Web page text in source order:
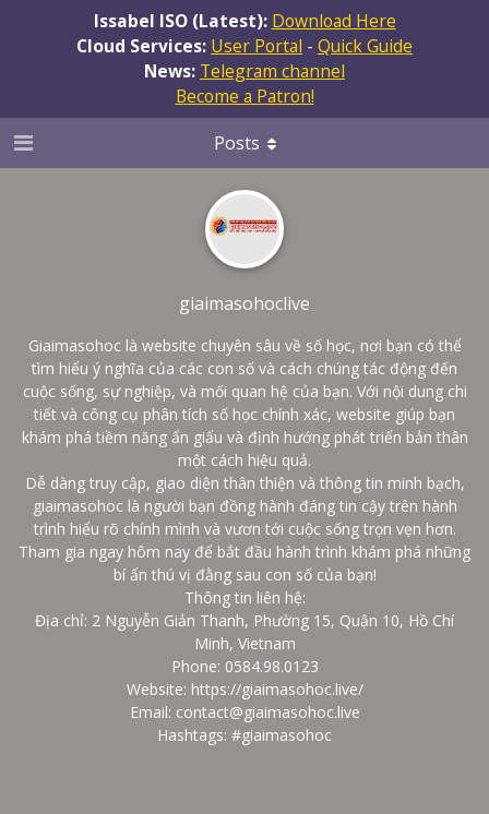
Issabel ISO (Latest): Download Here
Cloud Services: User Portal - Quick Guide
News: Telegram channel
Become a Patron!
giaimasohoclive
Giaimasohoc là website chuyên sâu về số học, nơi bạn có thể
tìm hiểu ý nghĩa của các con số và cách chúng tác động đến
cuộc sống, sự nghiệp, và mối quan hệ của bạn. Với nội dung chi
tiết và công cụ phân tích số học chính xác, website giúp bạn
khám phá tiềm năng ẩn giấu và định hướng phát triển bản thân
một cách hiệu quả.
Dễ dàng truy cập, giao diện thân thiện và thông tin minh bạch,
giaimasohoc là người bạn đồng hành đáng tin cậy trên hành
trình hiểu rõ chính mình và vươn tới cuộc sống trọn vẹn hơn.
Tham gia ngay hôm nay để bắt đầu hành trình khám phá những
bí ẩn thú vị đằng sau con số của bạn!
Thông tin liên hệ:
Địa chỉ: 2 Nguyễn Giản Thanh, Phường 15, Quận 10, Hồ Chí
Minh, Vietnam
Phone: 0584.98.0123
Website: https://giaimasohoc.live/
Email: contact@giaimasohoc.live
Hashtags: #giaimasohoc
Posts